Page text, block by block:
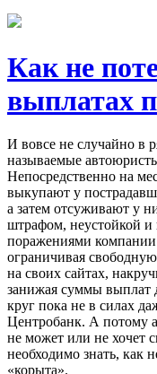
Как не
выплатах
И вовсе не случайно в
называемые
Непосредственно на
выкупают у
а затем отсуживают у
штрафом, неустойкой
поражениями компании
ограничивая
на своих сайтах,
занижая суммы выплат
круг пока не в силах
Центробанк. А потому
не может или не хочет
необходимо знать, как
«корыта».